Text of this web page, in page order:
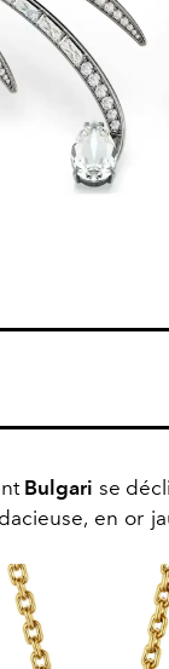
Bulgari se
en or